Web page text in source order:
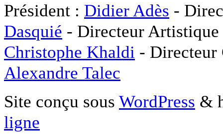
Président : Didier Adès -
Dasquié - Directeur
Christophe Khaldi -
Alexandre Talec
Site conçu sous WordPress &
ligne